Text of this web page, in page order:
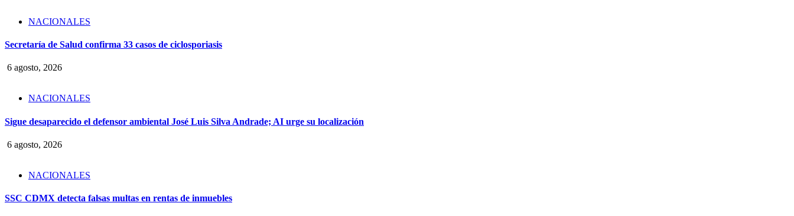
NACIONALES
Secretaría de Salud confirma 33 casos de ciclosporiasis
6 agosto, 2026
NACIONALES
Sigue desaparecido el defensor ambiental José Luis Silva Andrade; AI urge su localización
6 agosto, 2026
NACIONALES
SSC CDMX detecta falsas multas en rentas de inmuebles